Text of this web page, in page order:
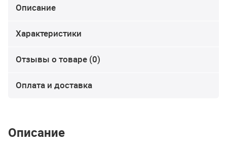
Описание
Характеристики
Отзывы о товаре (0)
Оплата и доставка
Описание